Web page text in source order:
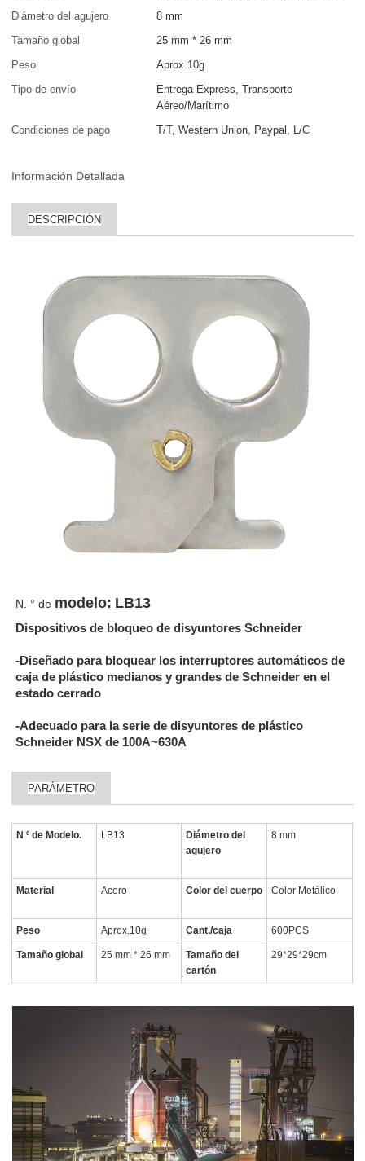
Diámetro del agujero
8 mm
Tamaño global
25 mm * 26 mm
Peso
Aprox.10g
Tipo de envío
Entrega Express, Transporte
Aéreo/Marítimo
Condiciones de pago
T/T, Western Union, Paypal, L/C
Información Detallada
DESCRIPCIÓN
N. ° de modelo: LB13
Dispositivos de bloqueo de disyuntores Schneider
-Diseñado para bloquear los interruptores automáticos de
caja de plástico medianos y grandes de Schneider en el
estado cerrado
-Adecuado para la serie de disyuntores de plástico
Schneider NSX de 100A~630A
PARÁMETRO
N º de Modelo. LB13
Diámetro del
agujero
8 mm
Material Acero Color del cuerpo Color Metálico
Peso Aprox.10g Cant./caja 600PCS
Tamaño global 25 mm * 26 mm
Tamaño del
cartón
29*29*29cm